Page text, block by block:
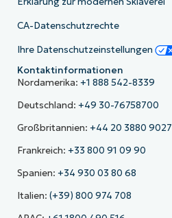
CA-Datenschutzrechte
Ihre Datenschutzeinstellungen
Kontaktinformationen
Nordamerika: +1 888 542-8339
Deutschland: +49 30-76758700
Großbritannien: +44 20 3880 9027
Frankreich: +33 800 91 09 90
Spanien: +34 930 03 80 68
Italien: (+39) 800 974 708